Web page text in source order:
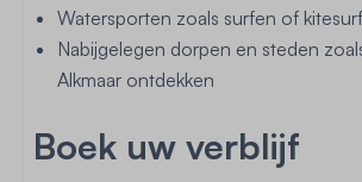
Watersporten zoals surfen of
Nabijgelegen dorpen en steden
Alkmaar ontdekken
Boek uw verblijf